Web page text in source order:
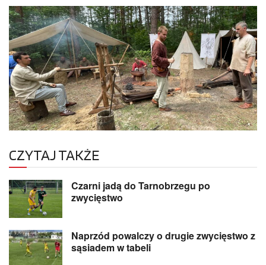
CZYTAJ TAKŻE
Czarni jadą do Tarnobrzegu po
zwycięstwo
Naprzód powalczy o drugie zwycięstwo z
sąsiadem w tabeli